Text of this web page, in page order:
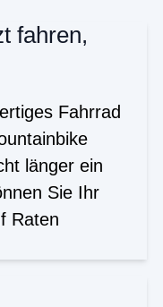
fahren,
Fahrrad
länger ein
Sie Ihr
Raten